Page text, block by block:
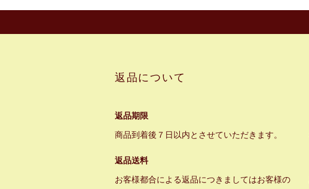
返品について
返品期限
商品到着後７日以内とさせていただきます。
返品送料
お客様都合による返品につきましてはお客様の